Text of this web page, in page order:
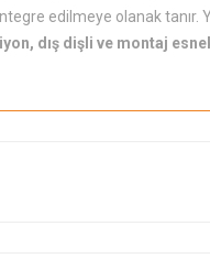
edilmeye olanak tanır.
dış dişli ve montaj